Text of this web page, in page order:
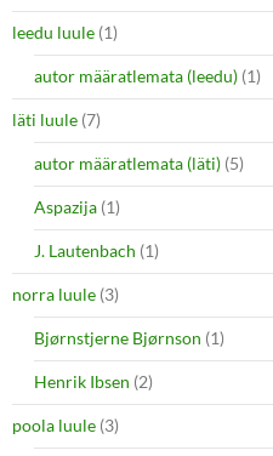
leedu luule (1)
autor määratlemata (leedu) (1)
läti luule (7)
autor määratlemata (läti) (5)
Aspazija (1)
J. Lautenbach (1)
norra luule (3)
Bjørnstjerne Bjørnson (1)
Henrik Ibsen (2)
poola luule (3)